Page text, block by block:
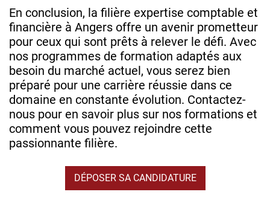
En conclusion, la filière expertise comptable et
financière à Angers offre un avenir prometteur
pour ceux qui sont prêts à relever le défi. Avec
nos programmes de formation adaptés aux
besoin du marché actuel, vous serez bien
préparé pour une carrière réussie dans ce
domaine en constante évolution. Contactez-
nous pour en savoir plus sur nos formations et
comment vous pouvez rejoindre cette
passionnante filière.
DÉPOSER SA CANDIDATURE